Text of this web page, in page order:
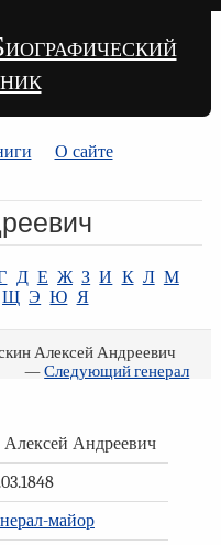
О сайте
Д Е Ж З И К Л М
Щ Э Ю Я
Алексей Андреевич
—Следующий генерал
Андреевич
майор